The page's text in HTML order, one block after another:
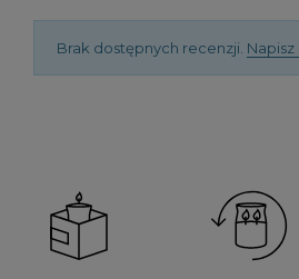
Brak dostępnych recenzji. Napisz